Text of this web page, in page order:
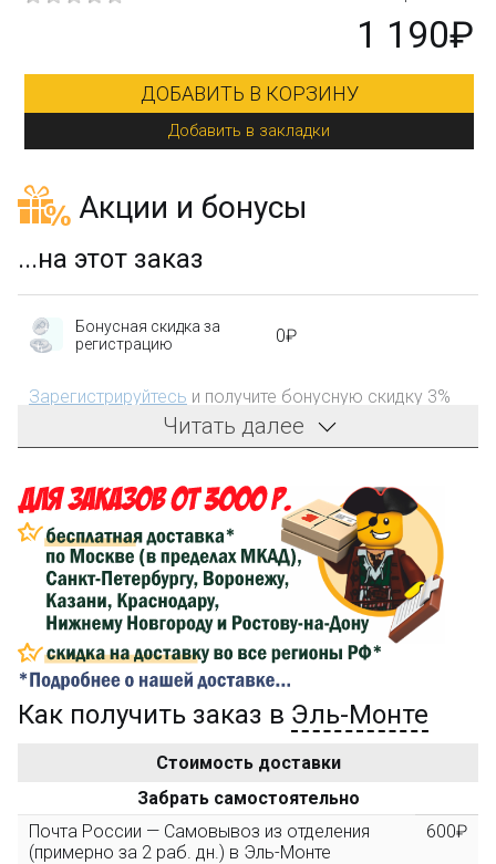
ДОБАВИТЬ В
Добавить в закладки
Акции и бонусы
...на этот заказ
Бонусная скидка за
регистрацию
0₽
Зарегистрируйтесь и получите бонусную скидку 3%
на первый заказ!
затрат на доставку
Сделайте заказ на сумму не менее 3 000₽, оплатите
его на карту Сбербанка и получите 150₽ на
компенсацию доставки.
...на следующий заказ
Золотая скидка
персональная
10%
3000 рублей, Вы получите постоянную скидку на все
повторные заказы - 10%
Читать далее
Как получить заказ в Эль-Монте
Стоимость доставки
Забрать самостоятельно
Почта России — Самовывоз из отделения
(примерно за 2 раб. дн.) в Эль-Монте
600₽